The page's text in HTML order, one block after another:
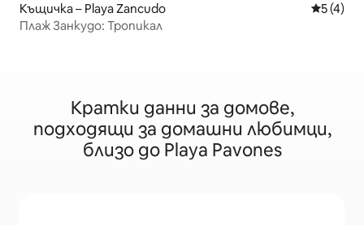
Къщичка – Playa Zancudo Средна
5 (4)
Плаж Занкудо: Тропикал
Кратки данни за домове,
подходящи за домашни любимци,
близо до Playa Pavones